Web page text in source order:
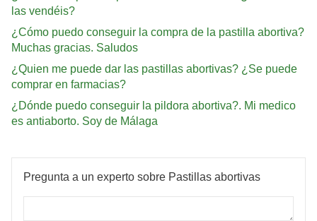
las vendéis?
¿Cómo puedo conseguir la compra de la pastilla abortiva?
Muchas gracias. Saludos
¿Quien me puede dar las pastillas abortivas? ¿Se puede
comprar en farmacias?
¿Dónde puedo conseguir la pildora abortiva?. Mi medico
es antiaborto. Soy de Málaga
Pregunta a un experto sobre Pastillas abortivas